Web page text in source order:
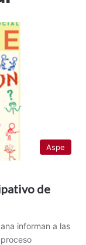
Aspe
de
informan a las